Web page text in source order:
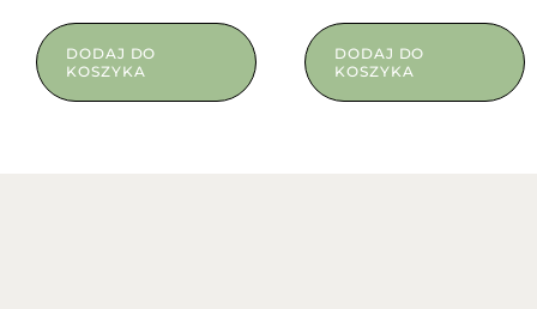
DODAJ DO
KOSZYKA
DODAJ DO
KOSZYKA